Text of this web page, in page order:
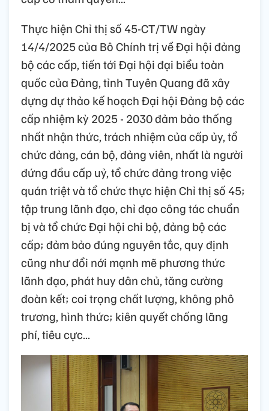
Thực hiện Chỉ thị số 45-CT/TW ngày
14/4/2025 của Bô Chính trị về Đại hội đảng
bộ các cấp, tiến tới Đại hội đại biểu toàn
quốc của Đảng, tỉnh Tuyên Quang đã xây
dựng dự thảo kế hoạch Đại hội Đảng bộ các
cấp nhiệm kỳ 2025 - 2030 đảm bảo thống
nhất nhận thức, trách nhiệm của cấp ủy, tổ
chức đảng, cán bộ, đảng viên, nhất là người
đứng đầu cấp uỷ, tổ chức đảng trong việc
quán triệt và tổ chức thực hiện Chỉ thị số 45;
tập trung lãnh đạo, chỉ đạo công tác chuẩn
bị và tổ chức Đại hội chi bộ, đảng bộ các
cấp; đảm bảo đúng nguyên tắc, quy định
cũng như đổi nới mạnh mẽ phương thức
lãnh đạo, phát huy dân chủ, tăng cường
đoàn kết; coi trọng chất lượng, không phô
trương, hình thức; kiên quyết chống lãng
phí, tiêu cực...